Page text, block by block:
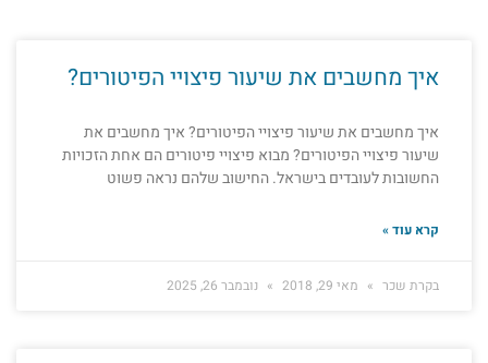
איך מחשבים את שיעור פיצויי הפיטורים?
איך מחשבים את שיעור פיצויי הפיטורים? איך מחשבים את
שיעור פיצויי הפיטורים? מבוא פיצויי פיטורים הם אחת הזכויות
החשובות לעובדים בישראל. החישוב שלהם נראה פשוט
קרא עוד »
בקרת שכר מאי 29, 2018 נובמבר 26, 2025